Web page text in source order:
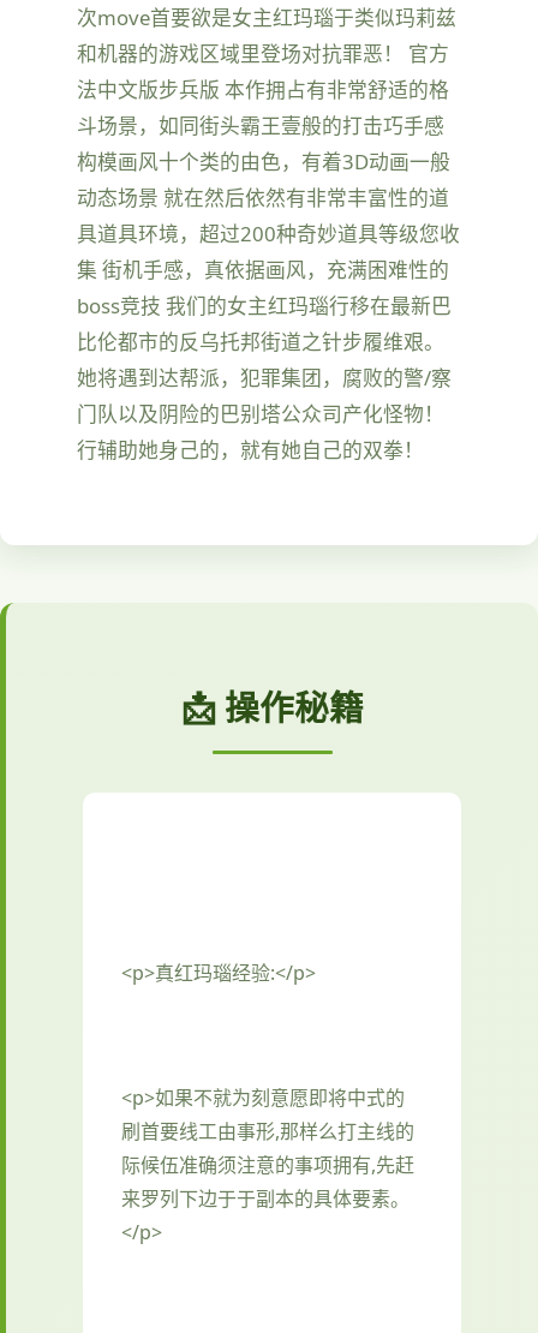
次move首要欲是女主红玛瑙于类似玛莉兹
和机器的游戏区域里登场对抗罪恶！ 官方
法中文版步兵版 本作拥占有非常舒适的格
斗场景，如同街头霸王壹般的打击巧手感
构模画风十个类的由色，有着3D动画一般
动态场景 就在然后依然有非常丰富性的道
具道具环境，超过200种奇妙道具等级您收
集 街机手感，真依据画风，充满困难性的
boss竞技 我们的女主红玛瑙行移在最新巴
比伦都市的反乌托邦街道之针步履维艰。
她将遇到达帮派，犯罪集团，腐败的警/察
门队以及阴险的巴别塔公众司产化怪物！
行辅助她身己的，就有她自己的双拳！
📩 操作秘籍
<p>真红玛瑙经验:</p>
<p>如果不就为刻意愿即将中式的
刷首要线工由事形,那样么打主线的
际候伍准确须注意的事项拥有,先赶
来罗列下边于于副本的具体要素。
</p>